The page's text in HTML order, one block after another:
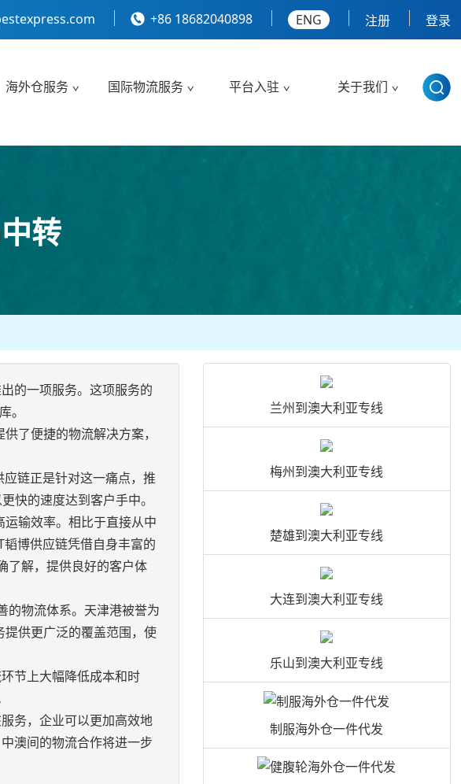
+86 18682040898 ENG 注册 登录
海外仓服务 国际物流服务 平台入驻 关于我们
转
的一项服务。这项服务的
。
了便捷的物流解决方案，
链正是针对这一痛点，推
快的速度达到客户手中。
输效率。相比于直接从中
博供应链凭借自身丰富的
了解，提供良好的客户体
的物流体系。天津港被誉为
提供更广泛的覆盖范围，使
节上大幅降低成本和时
务，企业可以更加高效地
澳间的物流合作将进一步
兰州到澳大利亚专线
梅州到澳大利亚专线
楚雄到澳大利亚专线
大连到澳大利亚专线
乐山到澳大利亚专线
制服海外仓一件代发